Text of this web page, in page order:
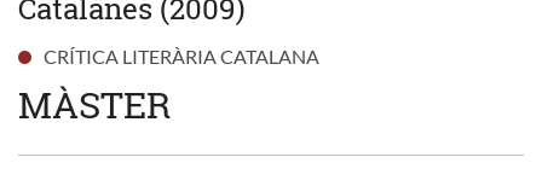
Catalanes (2009)
CRÍTICA LITERÀRIA CATALANA
MÀSTER